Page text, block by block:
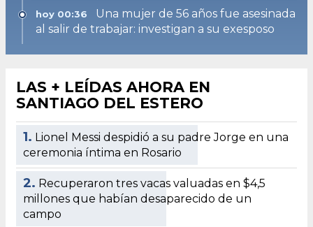
hoy 00:36
Una mujer de 56 años fue asesinada
al salir de trabajar: investigan a su exesposo
LAS + LEÍDAS AHORA EN
SANTIAGO DEL ESTERO
1. Lionel Messi despidió a su padre Jorge en una
ceremonia íntima en Rosario
2. Recuperaron tres vacas valuadas en $4,5
millones que habían desaparecido de un
campo